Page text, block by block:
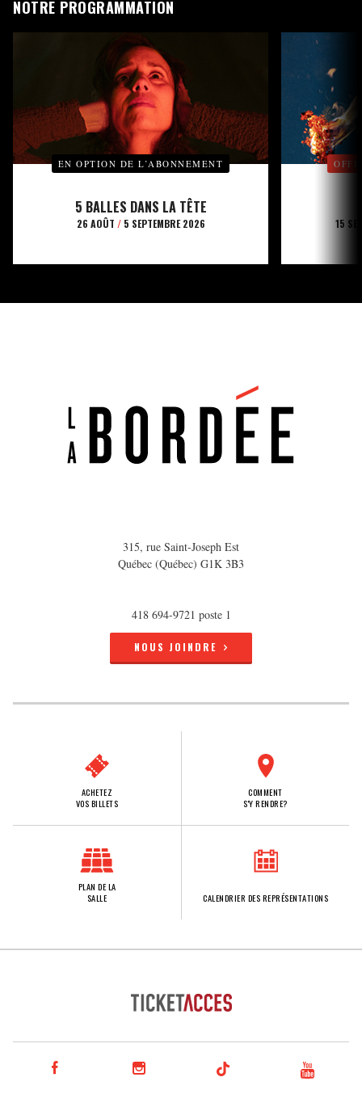
NOTRE PROGRAMMATION
EN OPTION DE L’ABONNEMENT
5 BALLES DANS LA TÊTE
26 AOÛT /5 SEPTEMBRE 2026 15
315, rue Saint-Joseph Est
Québec (Québec) G1K 3B3
418 694-9721 poste 1
NOUS JOINDRE
ACHETEZ
VOS BILLETS
COMMENT
S'Y RENDRE?
PLAN DE LA
SALLE
CALENDRIER DES REPRÉSENTATIONS